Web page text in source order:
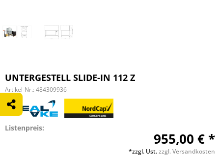
UNTERGESTELL SLIDE-IN 112 Z
Artikel-Nr.: 484309936
Listenpreis:
955,00 € *
*zzgl. Ust.zzgl. Versandkosten